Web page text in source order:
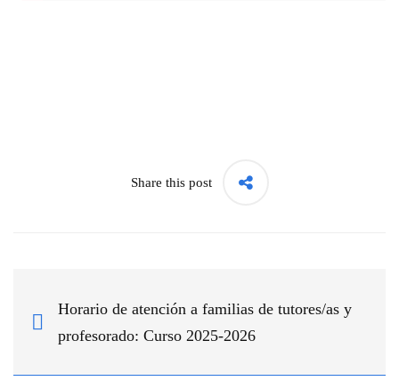
Share this post
Horario de atención a familias de tutores/as y
profesorado: Curso 2025-2026